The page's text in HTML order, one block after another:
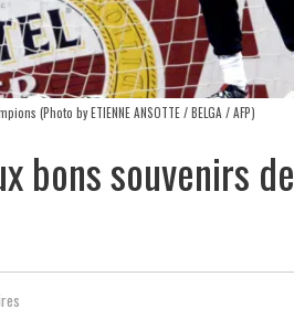
(Photo by ETIENNE ANSOTTE / BELGA / AFP)
bons souvenirs de